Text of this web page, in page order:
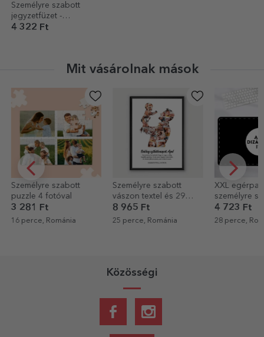
Személyre szabott
jegyzetfüzet -
Szuperhős
4 322 Ft
Mit vásárolnak mások
Személyre szabott
vászon textel és 29
fotóval – Apa és baba
8 965 Ft
25 perce, Románia
XXL egérpad,
személyre szabott
grafikával
4 723 Ft
28 perce, Románia
darabos
cm
2 401 Ft
30 perce,
Közösségi